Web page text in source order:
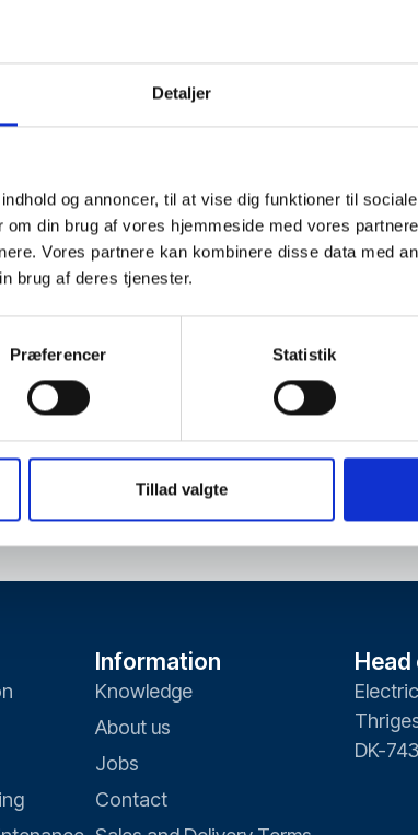
Detaljer
og annoncer, til at vise dig funktioner til
din brug af vores hjemmeside med vores
Vores partnere kan kombinere disse data med
brug af deres tjenester.
Præferencer Statistik
Tillad valgte
is
Information
Knowledge
About us
Jobs
Contact
DK-